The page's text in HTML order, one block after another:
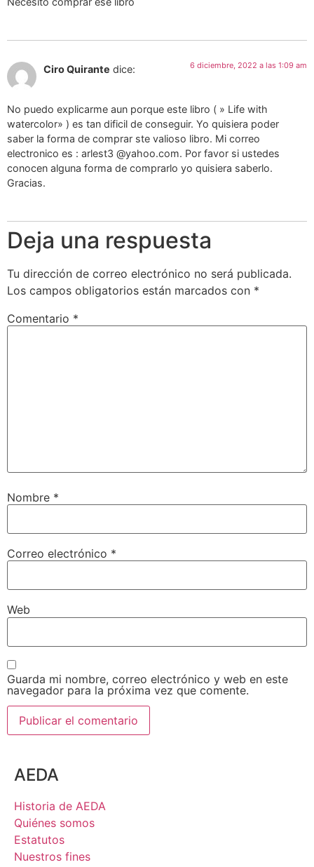
Ciro Quirante dice: 6 diciembre, 2022 a las 1:09 am
No puedo explicarme aun porque este libro ( » Life with
watercolor» ) es tan dificil de conseguir. Yo quisiera poder
saber la forma de comprar ste valioso libro. Mi correo
electronico es : arlest3 @yahoo.com. Por favor si ustedes
conocen alguna forma de comprarlo yo quisiera saberlo.
Gracias.
Deja una respuesta
Tu dirección de correo electrónico no será publicada.
Los campos obligatorios están marcados con *
Comentario *
Nombre *
Correo electrónico *
Web
Guarda mi nombre, correo electrónico y web en este
navegador para la próxima vez que comente.
AEDA
Historia de AEDA
Quiénes somos
Estatutos
Nuestros fines